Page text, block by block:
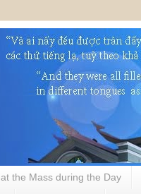
at the Mass during the Day